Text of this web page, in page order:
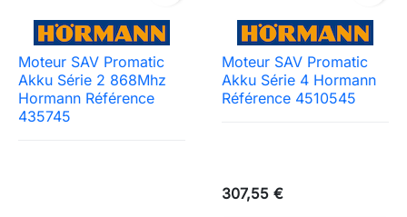
Moteur SAV Promatic
Akku Série 2 868Mhz
Hormann Référence
435745
Moteur SAV Promatic
Akku Série 4 Hormann
Référence 4510545
307,55 €